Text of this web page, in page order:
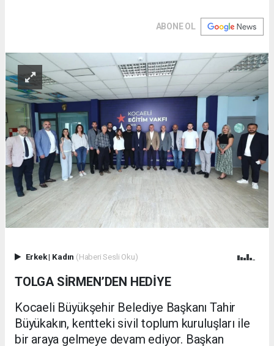
ABONE OL
Erkek| Kadın (Haberi Sesli Oku)
TOLGA SİRMEN’DEN HEDİYE
Kocaeli Büyükşehir Belediye Başkanı Tahir
Büyükakın, kentteki sivil toplum kuruluşları ile
bir araya gelmeye devam ediyor. Başkan